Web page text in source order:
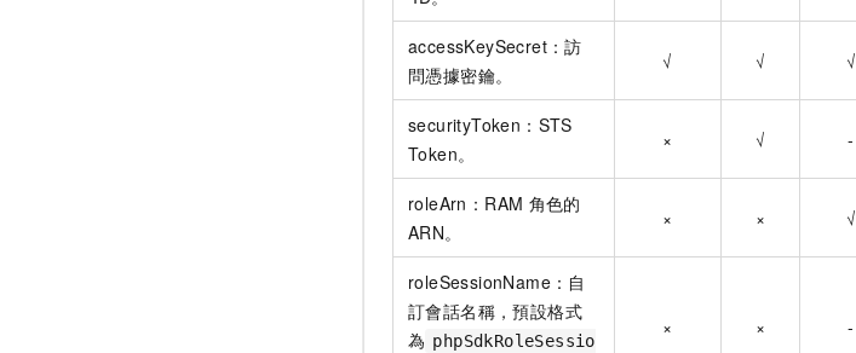
accessKeySecret：訪
問憑據密鑰。
√ √ √
securityToken：STS
Token。
× √ -
roleArn：RAM 角色的
ARN。
× × √
roleSessionName：自
訂會話名稱，預設格式
為 phpSdkRoleSessio
× × -